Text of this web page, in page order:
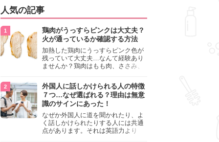
人気の記事
鶏肉がうっすらピンクは大丈夫？
火が通っているか確認する方法
加熱した鶏肉にうっすらピンク色が
残っていて大丈夫…なんて経験あり
ませんか？鶏肉はもも肉、ささみ、
わいが異なり、いろいろと楽しめる
料理ですが、鶏肉は加熱した後でも
うっすらピンク色の部分が大丈夫な
のと気になるときがあります。この
記事では生焼けか火が通っているの
かを確認する方法や、鶏肉を調理す
るときの注意点を紹介しますので、
参考にしてみてくださいね。
外国人に話しかけられる人の特徴
７つ…なぜ選ばれる？理由は無意
識のサインにあった！
なぜか外国人に道を聞かれたり、よ
く話しかけられたりする人には共通
点があります。それは英語力より